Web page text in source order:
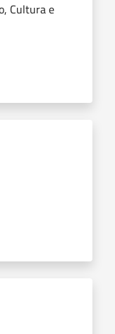
Cultura e